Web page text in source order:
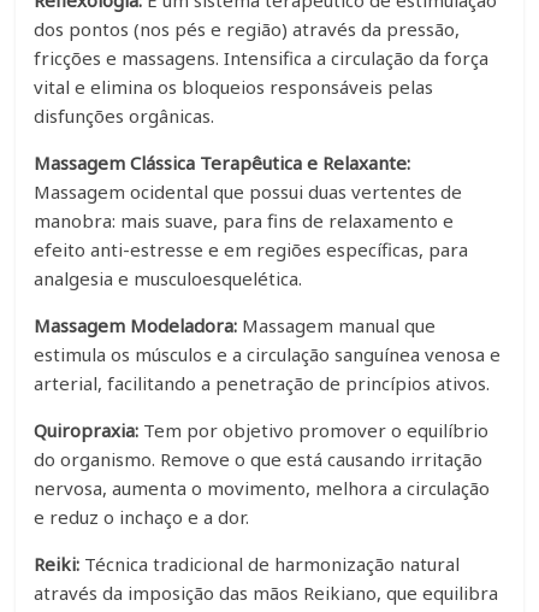
dos pontos (nos pés e região) através da pressão,
fricções e massagens. Intensifica a circulação da força
vital e elimina os bloqueios responsáveis pelas
disfunções orgânicas.
Massagem Clássica Terapêutica e Relaxante:
Massagem ocidental que possui duas vertentes de
manobra: mais suave, para fins de relaxamento e
efeito anti-estresse e em regiões específicas, para
analgesia e musculoesquelética.
Massagem Modeladora: Massagem manual que
estimula os músculos e a circulação sanguínea venosa e
arterial, facilitando a penetração de princípios ativos.
Quiropraxia: Tem por objetivo promover o equilíbrio
do organismo. Remove o que está causando irritação
nervosa, aumenta o movimento, melhora a circulação
e reduz o inchaço e a dor.
Reiki: Técnica tradicional de harmonização natural
através da imposição das mãos Reikiano, que equilibra